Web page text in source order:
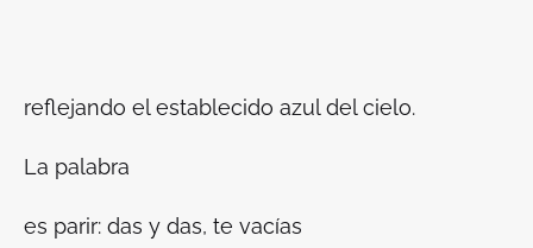
reflejando el establecido azul del cielo.
La palabra
es parir: das y das, te vacías